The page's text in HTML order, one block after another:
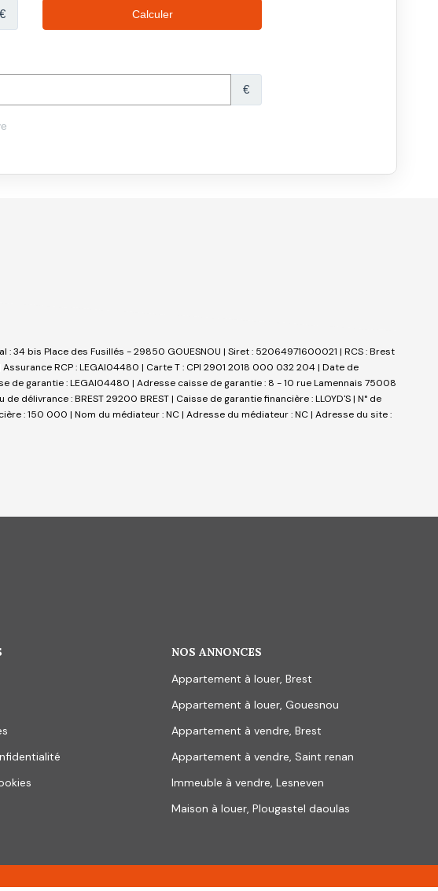
34 bis Place des Fusillés - 29850 GOUESNOU | Siret : 52064971600021 | RCS : Brest
RCP : LEGAI04480 | Carte T : CPI 2901 2018 000 032 204 | Date de
de garantie : LEGAI04480 | Adresse caisse de garantie : 8 - 10 rue Lamennais 75008
: BREST 29200 BREST | Caisse de garantie financière : LLOYD'S | N° de
: 150 000 | Nom du médiateur : NC | Adresse du médiateur : NC | Adresse du site :
NOS ANNONCES
Appartement à louer, Brest
Appartement à louer, Gouesnou
Appartement à vendre, Brest
Appartement à vendre, Saint renan
Immeuble à vendre, Lesneven
Maison à louer, Plougastel daoulas